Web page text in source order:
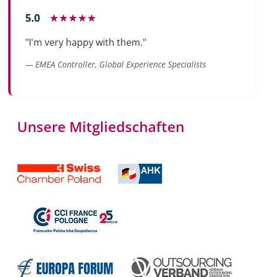
5.0 ★★★★★
"I'm very happy with them."
— EMEA Controller, Global Experience Specialists
Unsere Mitgliedschaften